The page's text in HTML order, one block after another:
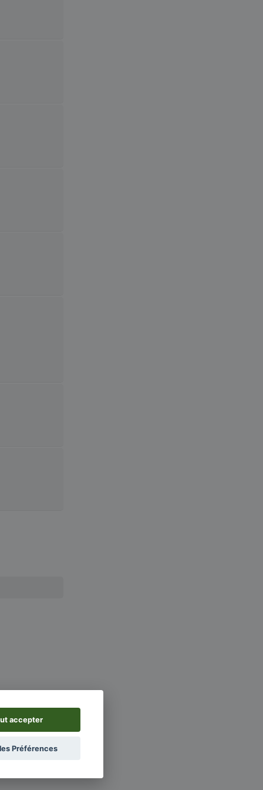
accepter
Préférences